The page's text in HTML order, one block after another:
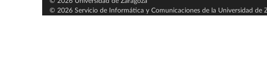
© 2026 Servicio de Informática y Comunicaciones de la Universidad de